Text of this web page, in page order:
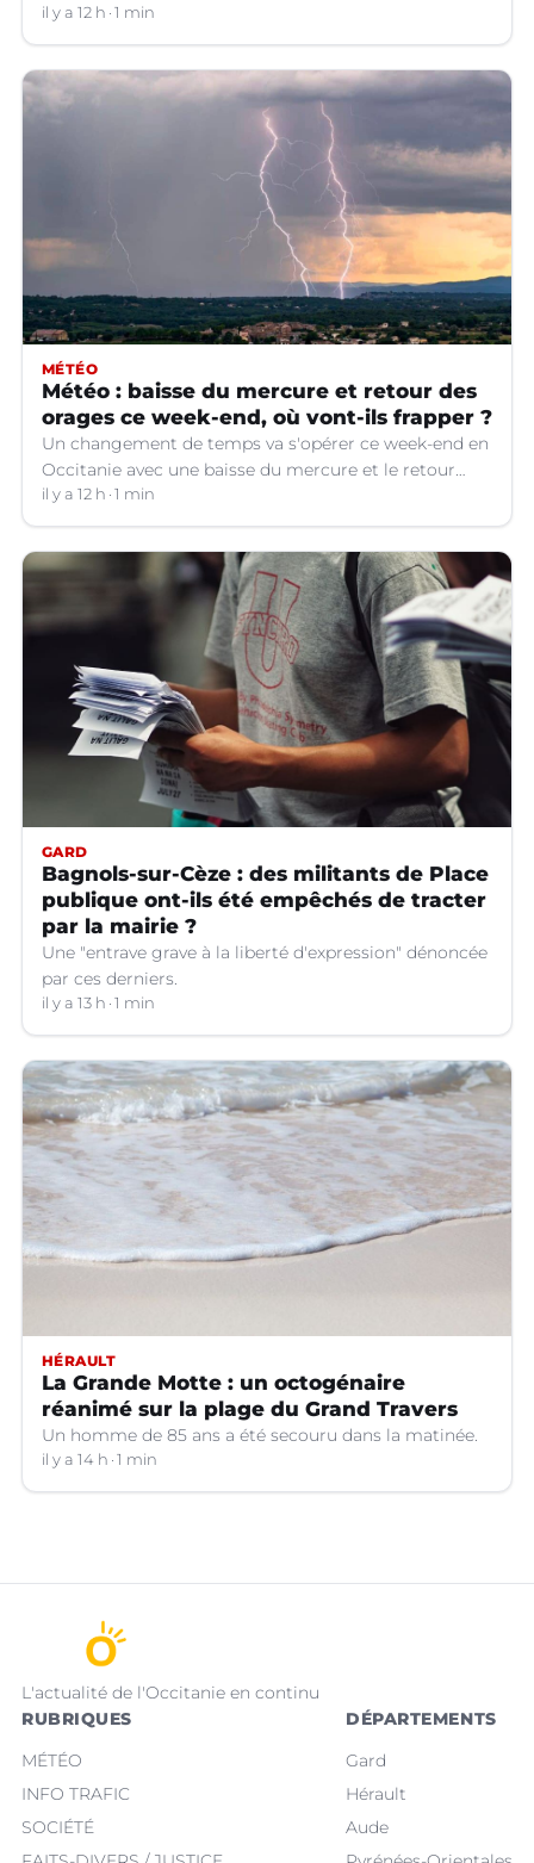
il y a 12 h 1 min
MÉTÉO
Météo : baisse du mercure et retour des
orages ce week-end, où vont-ils frapper ?
Un changement de temps va s'opérer ce week-end en
Occitanie avec une baisse du mercure et le retour
d'orages dans certains départements.
il y a 12 h 1 min
GARD
Bagnols-sur-Cèze : des militants de Place
publique ont-ils été empêchés de tracter
par la mairie ?
Une "entrave grave à la liberté d'expression" dénoncée
par ces derniers.
il y a 13 h 1 min
HÉRAULT
La Grande Motte : un octogénaire
réanimé sur la plage du Grand Travers
Un homme de 85 ans a été secouru dans la matinée.
il y a 14 h 1 min
L'actualité de l'Occitanie en continu
RUBRIQUES
MÉTÉO
INFO TRAFIC
SOCIÉTÉ
DÉPARTEMENTS
Gard
Hérault
Aude